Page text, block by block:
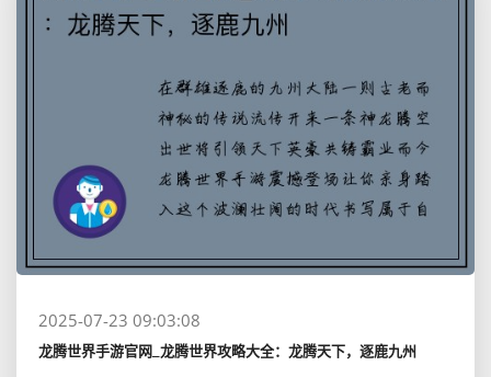
2025-07-23 09:03:08
龙腾世界手游官网_龙腾世界攻略大全：龙腾天下，逐鹿九州